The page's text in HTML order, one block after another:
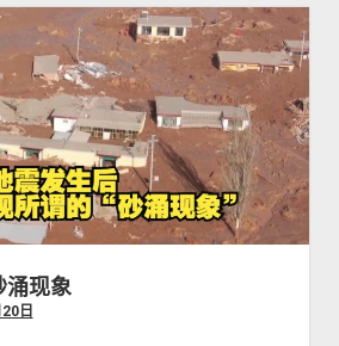
涌现象
日